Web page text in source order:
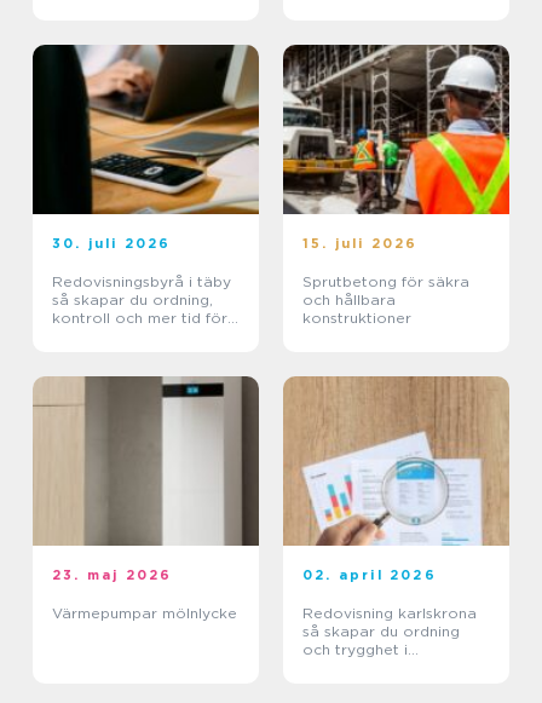
30. juli 2026
Redovisningsbyrå i täby
så skapar du ordning,
kontroll och mer tid för
15. juli 2026
Sprutbetong för säkra
och hållbara
konstruktioner
23. maj 2026
Värmepumpar mölnlycke
02. april 2026
Redovisning karlskrona
så skapar du ordning
och trygghet i